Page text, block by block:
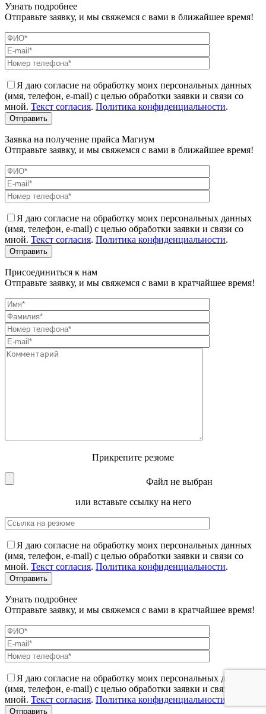
Узнать подробнее
Отправьте заявку, и мы свяжемся с вами в ближайшее время!
Я даю согласие на обработку моих персональных данных
(имя, телефон, e-mail) с целью обработки заявки и связи со
мной. Текст согласия. Политика конфиденциальности.
Заявка на получение прайса Магиум
Отправьте заявку, и мы свяжемся с вами в ближайшее время!
Я даю согласие на обработку моих персональных данных
(имя, телефон, e-mail) с целью обработки заявки и связи со
мной. Текст согласия. Политика конфиденциальности.
Присоединиться к нам
Отправьте заявку, и мы свяжемся с вами в кратчайшее время!
Прикрепите резюме
Файл не выбран
или вставьте ссылку на него
Я даю согласие на обработку моих персональных данных
(имя, телефон, e-mail) с целью обработки заявки и связи со
мной. Текст согласия. Политика конфиденциальности.
Узнать подробнее
Отправьте заявку, и мы свяжемся с вами в кратчайшее время!
Я даю согласие на обработку моих персональных данных
(имя, телефон, e-mail) с целью обработки заявки и связи со
мной. Текст согласия. Политика конфиденциальности